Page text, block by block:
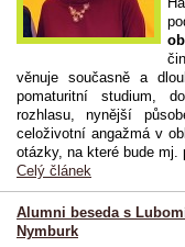
věnuje současně a
pomaturitní studium,
rozhlasu, nynější
celoživotní angažmá v
otázky, na které bude mj.
Celý článek
Alumni beseda s
Nymburk